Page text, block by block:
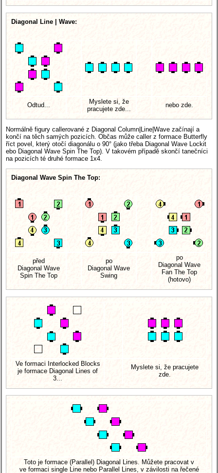
Diagonal Line | Wave:
Odtud...
Myslete si, že
pracujete zde...
nebo zde.
Normálně figury callerované z Diagonal Column|Line|Wave začínají a
končí na těch samých pozicích. Občas může caller z formace Butterfly
říct povel, který otočí diagonálu o 90° (jako třeba Diagonal Wave Lockit
ebo Diagonal Wave Spin The Top). V takovém případě skončí tanečníci
na pozicích té druhé formace 1x4.
Diagonal Wave Spin The Top:
před
Diagonal Wave
Spin The Top
po
Diagonal Wave
Swing
po
Diagonal Wave
Fan The Top
(hotovo)
Ve formaci Interlocked Blocks
je formace Diagonal Lines of
3...
Myslete si, že pracujete
zde.
Toto je formace (Parallel) Diagonal Lines. Můžete pracovat v
ve formaci single Line nebo Parallel Lines, v závilosti na řečené